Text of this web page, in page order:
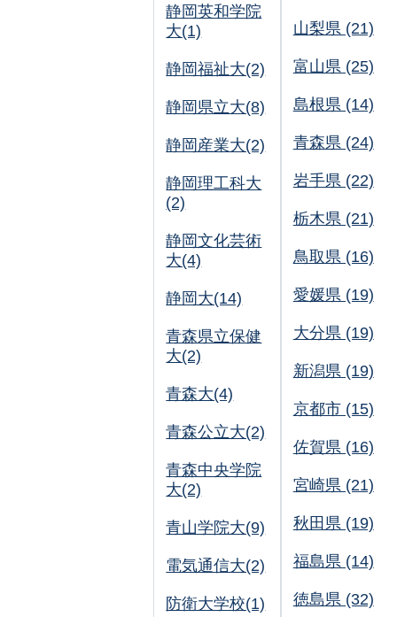
静岡英和学院
大(1)
静岡福祉大(2)
静岡県立大(8)
静岡産業大(2)
静岡理工科大
(2)
静岡文化芸術
大(4)
静岡大(14)
青森県立保健
大(2)
青森大(4)
青森公立大(2)
青森中央学院
大(2)
青山学院大(9)
電気通信大(2)
防衛大学校(1)
山梨県 (21)
富山県 (25)
島根県 (14)
青森県 (24)
岩手県 (22)
栃木県 (21)
鳥取県 (16)
愛媛県 (19)
大分県 (19)
新潟県 (19)
京都市 (15)
佐賀県 (16)
宮崎県 (21)
秋田県 (19)
福島県 (14)
徳島県 (32)